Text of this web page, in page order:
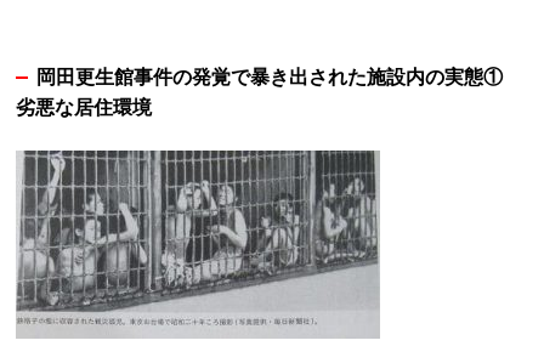
岡田更生館事件の発覚で暴き出された施設内の実態①
劣悪な居住環境